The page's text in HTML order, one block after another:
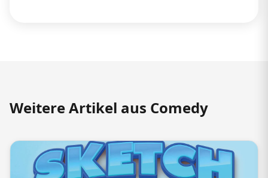
Weitere Artikel aus Comedy